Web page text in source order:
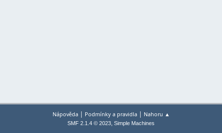
Nápověda| Podmínky a pravidla| Nahoru ▲
SMF 2.1.4 © 2023, Simple Machines